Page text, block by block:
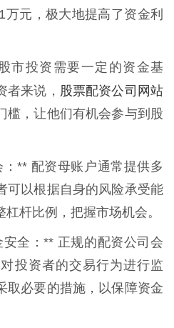
元，极大地提高了资金利
市投资需要一定的资金基
者来说， 股票配资公司网站
槛，让他们有机会参与到股
** 配资母账户通常提供多
可以根据自身的风险承受能
杆比例，把握市场机会。
全：** 正规的配资公司会
投资者的交易行为进行监
取必要的措施，以保障资金